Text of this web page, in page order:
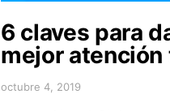
6 claves para
mejor
octubre 4, 2019